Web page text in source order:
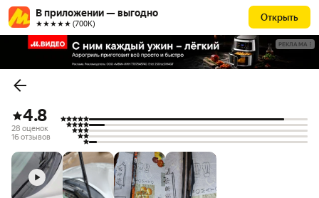
В приложении — выгодно
★★★★★ (700К)
Открыть
РЕКЛАМА
4.8
28 оценок
16 отзывов